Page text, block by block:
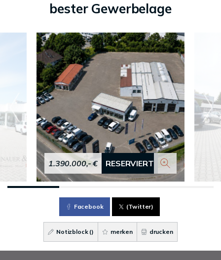
bester Gewerbelage
1.390.000,- € RESERVIERT
Facebook (Twitter)
Notizblock () merken drucken